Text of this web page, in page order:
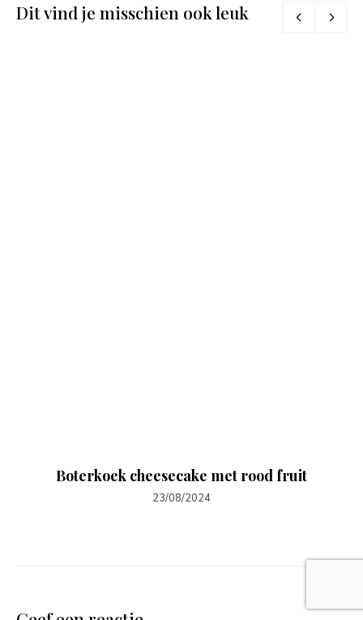
Dit vind je misschien ook leuk
Boterkoek cheesecake met rood fruit
23/08/2024